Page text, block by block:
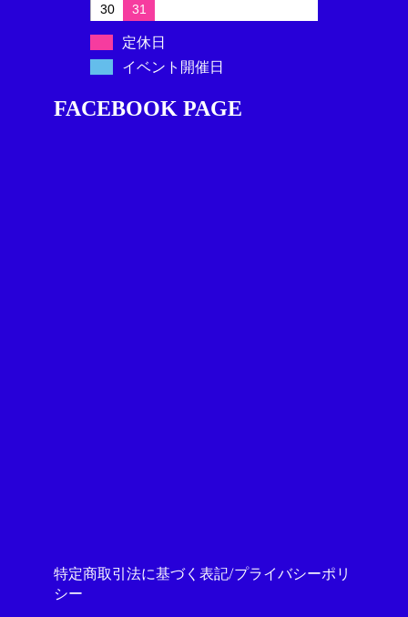
30
31
定休日
イベント開催日
FACEBOOK PAGE
特定商取引法に基づく表記/プライバシーポリ
シー